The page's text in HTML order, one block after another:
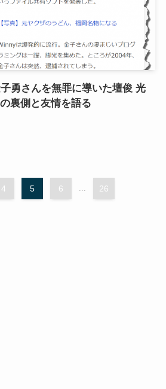
勇さんを無罪に導いた壇俊 光
裏側と友情を語る
4 5 6 ... 26